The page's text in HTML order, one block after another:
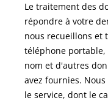
Le traitement des
répondre à votre
nous recueillons et
téléphone
nom et d'autres
avez fournies.
le service, dont le